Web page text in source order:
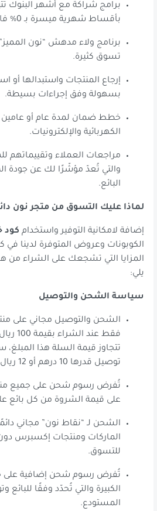
برامج شراكة مع أشهر البنوك
بأقساط شهرية ميسرة بـ 0% فائدة.
برنامج ولاء مدهش “نون
تسوق كثيرة.
إرجاع المنتجات واستبدالها أو
بسهولة وفق إجراءات بسيطة.
خطط ضمان لمدة عام أو عامين
الكهربائية والإلكترونيات.
مراجعات العملاء وتقييماتهم
والتي تُعدّ مؤشّرًا لك عن جودة
البائع.
لماذا عليك التسوق من متجر نون
إضافة لامكانية التوفير واستخدامكود
الكوبونات وعروض المتوفرة لدينا في
المزايا التي تشجعك على الشراء من
يلي:
سياسة الشحن والتوصيل
الشحن والتوصيل مجاني على
فقط عند
تتجاوز قيمة السلة هذا
توصيل قدرها 10 درهم أو 12 ريال.
تُفرض رسوم شحن على جميع
على قيمة الشروة من كل بائع
الشحن لـ “نقاط نون” مجاني
الماركات ومنتجات إكسبرس دون
للتسوق.
تُفرض رسوم شحن إضافية على
الكبيرة والتي تُحدّد وفقًا للبائع
المستودع.